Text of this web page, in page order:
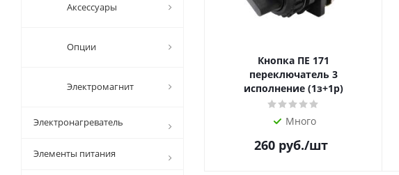
Кнопка ПЕ 171
переключатель 3
исполнение (1з+1р)
Много
260 руб./шт
Аксессуары
Опции
Электромагнит
Электронагреватель
Элементы питания